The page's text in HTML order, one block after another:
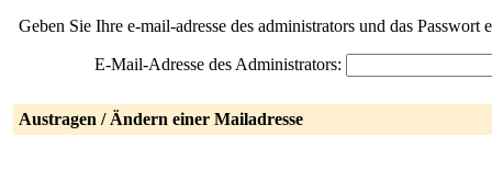
Geben Sie Ihre e-mail-adresse des administrators und das
E-Mail-Adresse des Administrators:
Austragen / Ändern einer Mailadresse